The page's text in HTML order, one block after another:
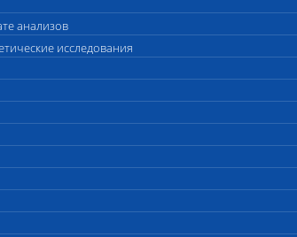
анализов
исследования